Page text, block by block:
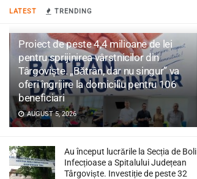
LATEST TRENDING
Proiect de peste 4,4 milioane de lei
pentru sprijinirea vârstnicilor din
Târgoviște. „Bătrân, dar nu singur” va
oferi îngrijire la domiciliu pentru 106
beneficiari
AUGUST 5, 2026
Au început lucrările la Secția de Boli
Infecțioase a Spitalului Județean
Târgoviște. Investiție de peste 32